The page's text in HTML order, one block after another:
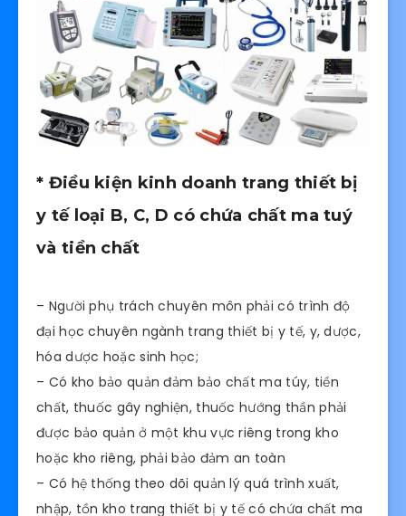
* Điều kiện kinh doanh trang thiết bị
y tế loại B, C, D có chứa chất ma tuý
và tiền chất
– Người phụ trách chuyên môn phải có trình độ
đại học chuyên ngành trang thiết bị y tế, y, dược,
hóa dược hoặc sinh học;
– Có kho bảo quản đảm bảo chất ma túy, tiền
chất, thuốc gây nghiện, thuốc hướng thần phải
được bảo quản ở một khu vực riêng trong kho
hoặc kho riêng, phải bảo đảm an toàn
– Có hệ thống theo dõi quản lý quá trình xuất,
nhập, tồn kho trang thiết bị y tế có chứa chất ma